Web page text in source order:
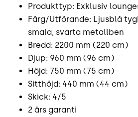
Produkttyp: Exklusiv
Färg/Utförande: Ljusblå
smala, svarta metallben
Bredd: 2200 mm (220 cm)
Djup: 960 mm (96 cm)
Höjd: 750 mm (75 cm)
Sitthöjd: 440 mm (44 cm)
Skick: 4/5
2 års garanti